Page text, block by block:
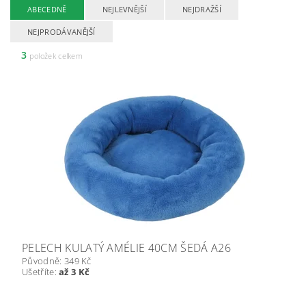
ABECEDNĚ NEJLEVNĚJŠÍ NEJDRAŽŠÍ
NEJPRODÁVANĚJŠÍ
3 položek celkem
PELECH KULATÝ AMÉLIE 40CM ŠEDÁ A26
Původně: 349 Kč
Ušetříte:až 3 Kč